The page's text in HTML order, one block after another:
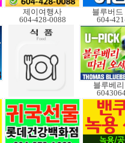
제이여행사
604-428-0088
블루버드
604-
블루베